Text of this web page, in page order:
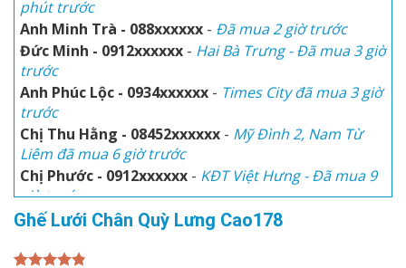
Anh Minh Trà - 088xxxxxx
Đã mua 2 giờ trước
Đức Minh - 0912xxxxxx -Hai Bà Trưng - Đã mua 3 giờ
trước
Anh Phúc Lộc - 0934xxxxxx
Times City đã mua 3 giờ
trước
Chị Thu Hằng - 08452xxxxxx
Mỹ Đình 2, Nam Từ
Liêm đã mua 6 giờ trước
Chị Phước - 0912xxxxxx
KĐT Việt Hưng - Đã mua 9
giờ trước
Anh Hòa
Chị Thu Thủy - 0945xxxxxx-KĐT Ciputra đã mua 30
phút trước
Ghế Lưới Chân Quỳ Lưng Cao178